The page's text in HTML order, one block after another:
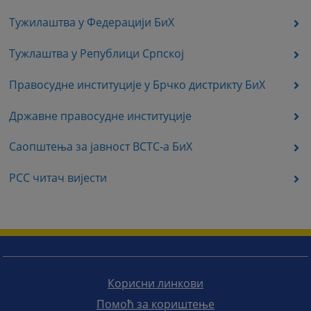
Тужилаштва у Федерацији БиХ
Тужлаштва у Републици Српској
Правосудне институције у Брчко дистрикту БиХ
Државне правосудне институције
Саопштења за јавност ВСТС-а БиХ
РСС читач вијести
Корисни линкови
Помоћ за кориштење